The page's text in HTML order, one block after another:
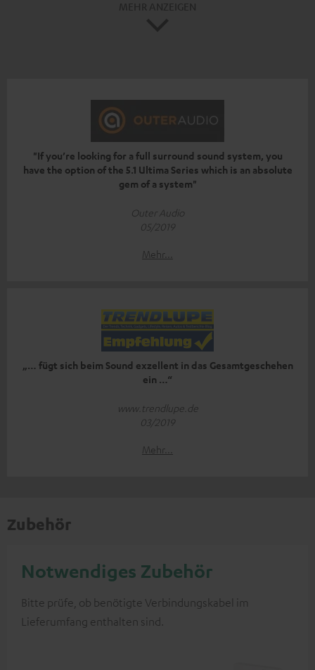
"If you’re looking for a full surround sound system, you
have the option of the 5.1 Ultima Series which is an absolute
gem of a system"
Outer Audio
05/2019
Mehr...
„… fügt sich beim Sound exzellent in das Gesamtgeschehen
ein …“
www.trendlupe.de
03/2019
Mehr...
Zubehör
Notwendiges Zubehör
Bitte prüfe, ob benötigte Verbindungskabel im
Lieferumfang enthalten sind.